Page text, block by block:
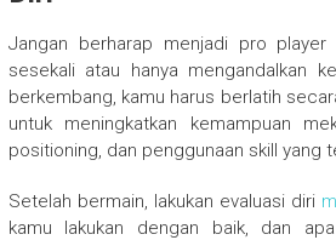
Jangan berharap menjadi pro player
sesekali atau hanya mengandalkan
berkembang, kamu harus berlatih
untuk meningkatkan kemampuan
positioning, dan penggunaan skill yang
Setelah bermain, lakukan evaluasi diri
kamu lakukan dengan baik, dan